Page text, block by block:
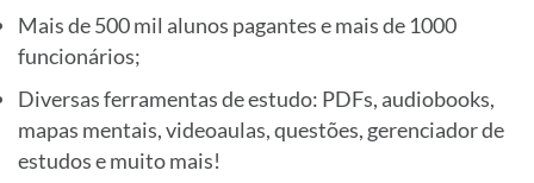
Mais de 500 mil alunos pagantes e mais de 1000
funcionários;
Diversas ferramentas de estudo: PDFs, audiobooks,
mapas mentais, videoaulas, questões, gerenciador de
estudos e muito mais!